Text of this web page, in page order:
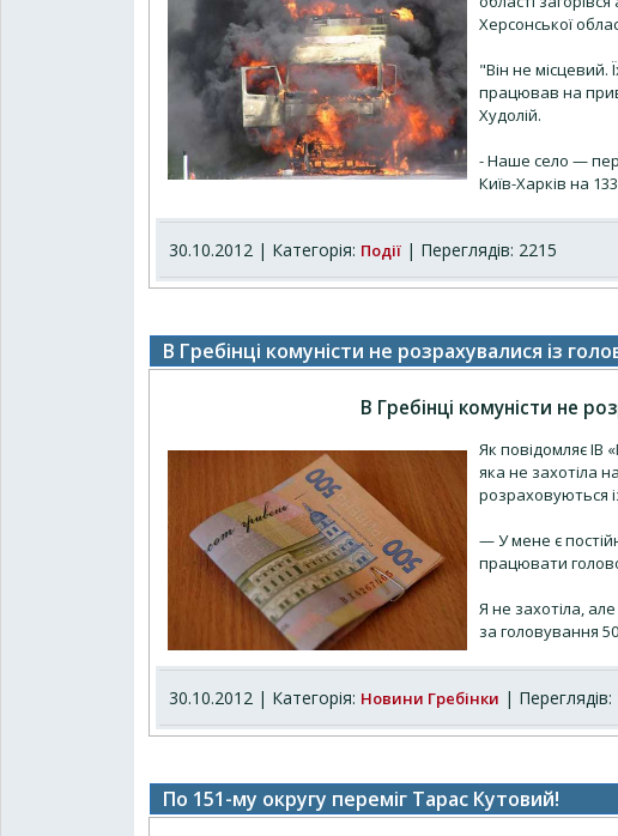
Херсонської
"Він не місцевий.
працював на
Худолій.
- Наше село —
Київ-Харків на 133
30.10.2012 | Категорія: Події | Переглядів: 2215
В Гребінці комуністи не розрахувалися із
В Гребінці комуністи не
Як повідомляє ІВ
яка не захотіла
розраховуються
— У мене є
працювати
Я не захотіла,
за головування
30.10.2012 | Категорія: Новини Гребінки | Переглядів:
По 151-му округу переміг Тарас Кутовий!